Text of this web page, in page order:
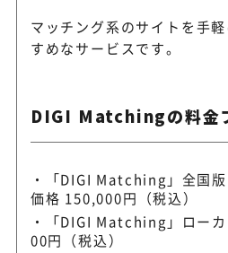
マッチング系のサイトを手
すめなサービスです。
DIGI Matchingの料金
「DIGI Matching」全国
価格 150,000円（税込）
「DIGI Matching」ロー
00円（税込）